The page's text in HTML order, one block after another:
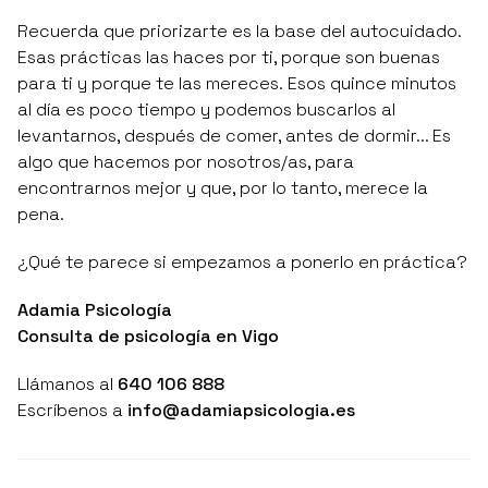
Recuerda que priorizarte es la base del autocuidado.
Esas prácticas las haces por ti, porque son buenas
para ti y porque te las mereces. Esos quince minutos
al día es poco tiempo y podemos buscarlos al
levantarnos, después de comer, antes de dormir... Es
algo que hacemos por nosotros/as, para
encontrarnos mejor y que, por lo tanto, merece la
pena.
¿Qué te parece si empezamos a ponerlo en práctica?
Adamia Psicología
Consulta de psicología en Vigo
Llámanos al 640 106 888
Escríbenos a info@adamiapsicologia.es